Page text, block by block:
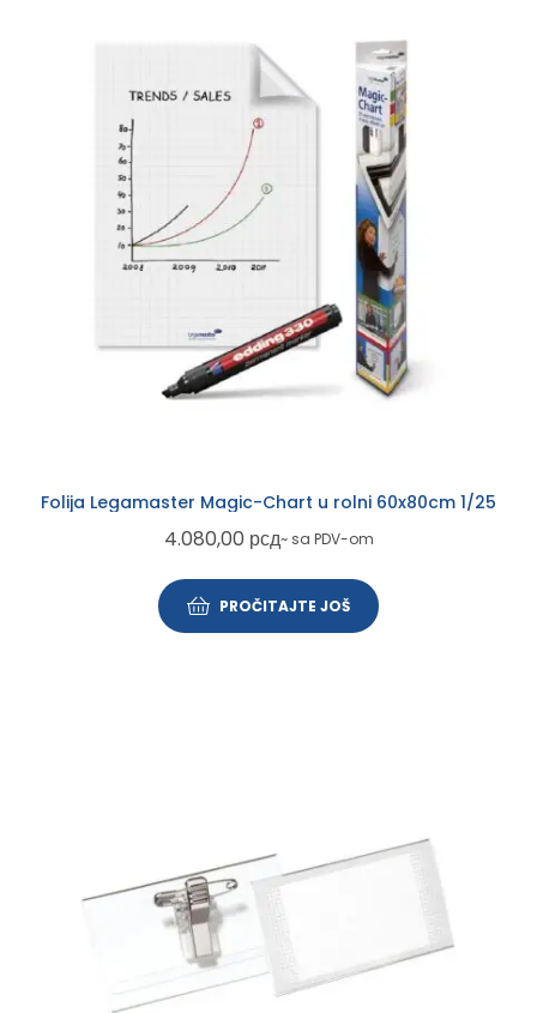
Folija Legamaster Magic-Chart u rolni 60x80cm 1/25
4.080,00 рсд~ sa PDV-om
PROČITAJTE JOŠ